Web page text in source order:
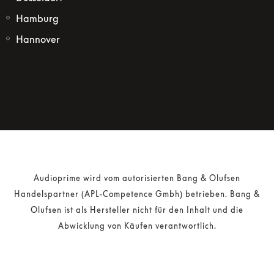
Hamburg
Hannover
Audioprime wird vom autorisierten Bang & Olufsen
Handelspartner (APL-Competence Gmbh) betrieben. Bang &
Olufsen ist als Hersteller nicht für den Inhalt und die
Abwicklung von Käufen verantwortlich.